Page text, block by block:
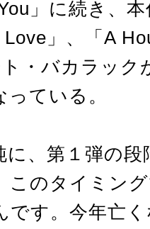
」に続き、
」、「A
・バカラック
ている。
に、第１弾の段
このタイミン
です。今年亡